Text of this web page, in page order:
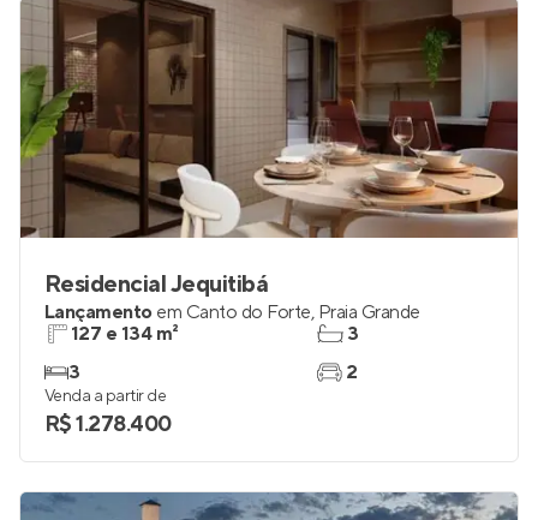
Residencial Jequitibá
Lançamento em Canto do Forte, Praia Grande
127 e 134 m²
3
3
2
Venda a partir de
R$ 1.278.400